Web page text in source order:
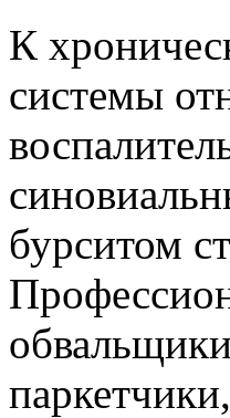
К
системы
бурситом